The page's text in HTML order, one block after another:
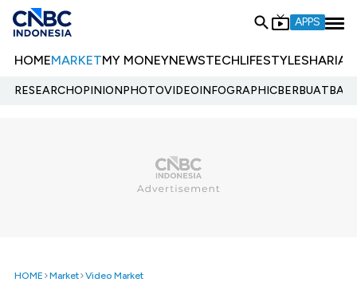
APPS
HOMEMARKETMY MONEYNEWSTECHLIFESTYLESHARIA
RESEARCHOPINIONPHOTOVIDEOINFOGRAPHIC
HOME Market Video Market